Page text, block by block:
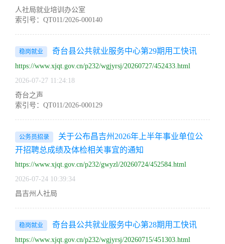
人社局就业培训办公室
索引号：QT011/2026-000140
稳岗就业 奇台县公共就业服务中心第29期用工快讯
https://www.xjqt.gov.cn/p232/wgjyrsj/20260727/452433.html
2026-07-27 11:24:18
奇台之声
索引号：QT011/2026-000129
公务员招录
关于公布昌吉州2026年上半年事业单位公
开招聘总成绩及体检相关事宜的通知
https://www.xjqt.gov.cn/p232/gwyzl/20260724/452584.html
2026-07-24 10:39:34
昌吉州人社局
稳岗就业 奇台县公共就业服务中心第28期用工快讯
https://www.xjqt.gov.cn/p232/wgjyrsj/20260715/451303.html